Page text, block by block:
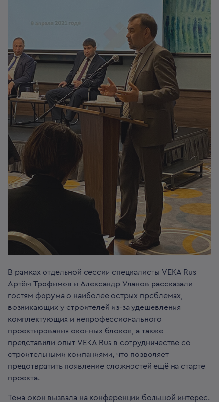
В рамках отдельной сессии специалисты VEKA Rus
Артём Трофимов и Александр Уланов рассказали
гостям форума о наиболее острых проблемах,
возникающих у строителей из-за удешевления
комплектующих и непрофессионального
проектирования оконных блоков, а также
представили опыт VEKA Rus в сотрудничестве со
строительными компаниями, что позволяет
предотвратить появление сложностей ещё на старте
проекта.
Тема окон вызвала на конференции большой интерес.